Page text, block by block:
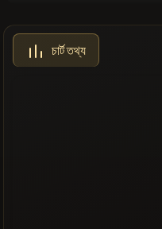
চার্ট তথ্য